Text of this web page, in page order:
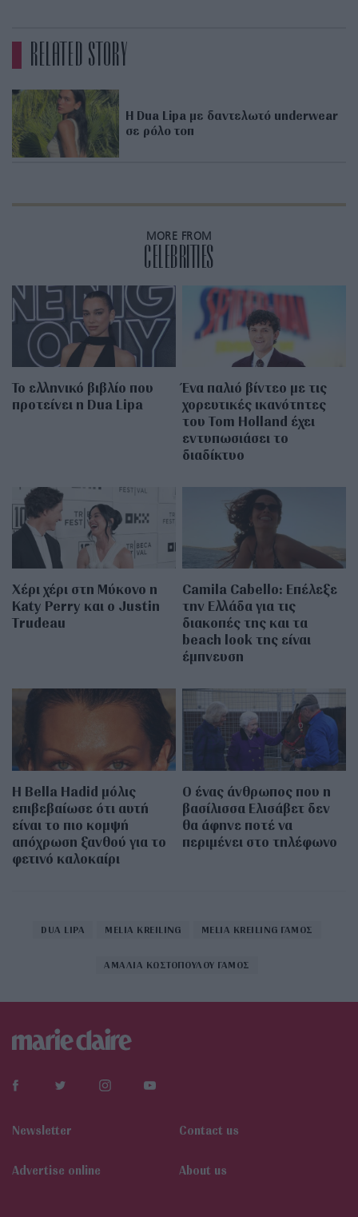
RELATED STORY
Η Dua Lipa με δαντελωτό underwear
σε ρόλο τοπ
MORE FROM
CELEBRITIES
Το ελληνικό βιβλίο που
προτείνει η Dua Lipa
Ένα παλιό βίντεο με τις
χορευτικές ικανότητες
του Tom Holland έχει
εντυπωσιάσει το
διαδίκτυο
Χέρι χέρι στη Μύκονο η
Katy Perry και ο Justin
Trudeau
Camila Cabello: Επέλεξε
την Ελλάδα για τις
διακοπές της και τα
beach look της είναι
έμπνευση
Η Bella Hadid μόλις
επιβεβαίωσε ότι αυτή
είναι το πιο κομψή
απόχρωση ξανθού για το
φετινό καλοκαίρι
Ο ένας άνθρωπος που η
βασίλισσα Ελισάβετ δεν
θα άφηνε ποτέ να
περιμένει στο τηλέφωνο
DUA LIPA MELIA KREILING MELIA KREILING ΓΑΜΟΣ
ΑΜΑΛΙΑ ΚΩΣΤΟΠΟΥΛΟΥ ΓΑΜΟΣ
Newsletter Contact us
Αdvertise online About us